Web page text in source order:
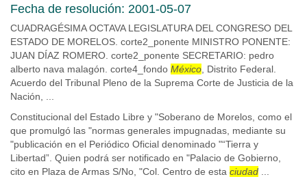
Fecha de resolución: 2001-05-07
CUADRAGÉSIMA OCTAVA LEGISLATURA DEL CONGRESO DEL
ESTADO DE MORELOS. corte2_ponente MINISTRO PONENTE:
JUAN DÍAZ ROMERO. corte2_ponente SECRETARIO: pedro
alberto nava malagón. corte4_fondo México , Distrito Federal.
Acuerdo del Tribunal Pleno de la Suprema Corte de Justicia de la
Nación, ...
Constitucional del Estado Libre y "Soberano de Morelos, como el
que promulgó las "normas generales impugnadas, mediante su
"publicación en el Periódico Oficial denominado "“Tierra y
Libertad”. Quien podrá ser notificado en "Palacio de Gobierno,
cito en Plaza de Armas S/No, "Col. Centro de esta ciudad